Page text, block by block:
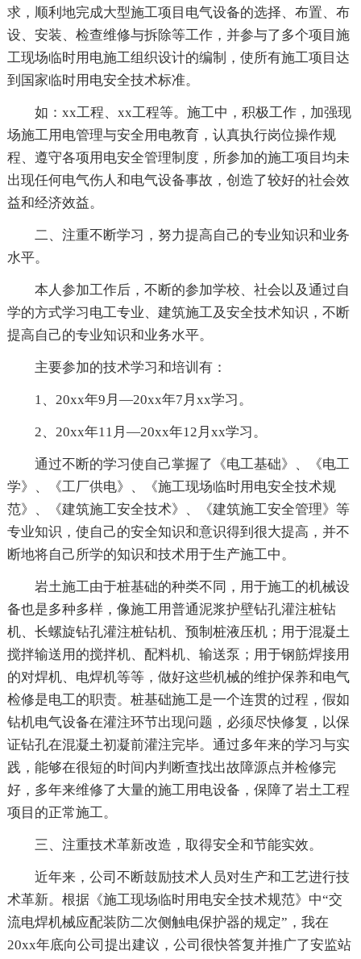
求，顺利地完成大型施工项目电气设备的选择、布置、布
设、安装、检查维修与拆除等工作，并参与了多个项目施
工现场临时用电施工组织设计的编制，使所有施工项目达
到国家临时用电安全技术标准。
如：xx工程、xx工程等。施工中，积极工作，加强现
场施工用电管理与安全用电教育，认真执行岗位操作规
程、遵守各项用电安全管理制度，所参加的施工项目均未
出现任何电气伤人和电气设备事故，创造了较好的社会效
益和经济效益。
二、注重不断学习，努力提高自己的专业知识和业务
水平。
本人参加工作后，不断的参加学校、社会以及通过自
学的方式学习电工专业、建筑施工及安全技术知识，不断
提高自己的专业知识和业务水平。
主要参加的技术学习和培训有：
1、20xx年9月—20xx年7月xx学习。
2、20xx年11月—20xx年12月xx学习。
通过不断的学习使自己掌握了《电工基础》、《电工
学》、《工厂供电》、《施工现场临时用电安全技术规
范》、《建筑施工安全技术》、《建筑施工安全管理》等
专业知识，使自己的安全知识和意识得到很大提高，并不
断地将自己所学的知识和技术用于生产施工中。
岩土施工由于桩基础的种类不同，用于施工的机械设
备也是多种多样，像施工用普通泥浆护壁钻孔灌注桩钻
机、长螺旋钻孔灌注桩钻机、预制桩液压机；用于混凝土
搅拌输送用的搅拌机、配料机、输送泵；用于钢筋焊接用
的对焊机、电焊机等等，做好这些机械的维护保养和电气
检修是电工的职责。桩基础施工是一个连贯的过程，假如
钻机电气设备在灌注环节出现问题，必须尽快修复，以保
证钻孔在混凝土初凝前灌注完毕。通过多年来的学习与实
践，能够在很短的时间内判断查找出故障源点并检修完
好，多年来维修了大量的施工用电设备，保障了岩土工程
项目的正常施工。
三、注重技术革新改造，取得安全和节能实效。
近年来，公司不断鼓励技术人员对生产和工艺进行技
术革新。根据《施工现场临时用电安全技术规范》中“交
流电焊机械应配装防二次侧触电保护器的规定”，我在
20xx年底向公司提出建议，公司很快答复并推广了安监站